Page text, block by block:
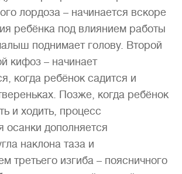
лордоза – начинается вскоре
ребёнка под влиянием работы
поднимает голову. Второй
кифоз – начинает
когда ребёнок садится и
Позже, когда ребёнок
и ходить, процесс
дополняется
наклона таза и
третьего изгиба – поясничного